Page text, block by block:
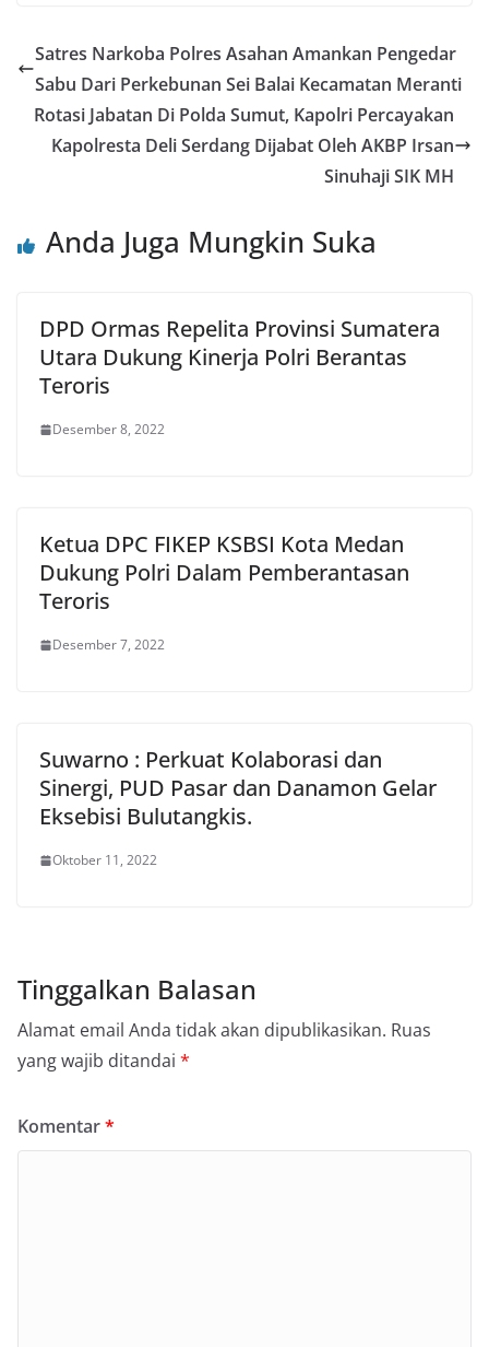
Satres Narkoba Polres Asahan Amankan Pengedar
Sabu Dari Perkebunan Sei Balai Kecamatan Meranti
Rotasi Jabatan Di Polda Sumut, Kapolri Percayakan
Kapolresta Deli Serdang Dijabat Oleh AKBP Irsan
Sinuhaji SIK MH
Anda Juga Mungkin Suka
DPD Ormas Repelita Provinsi Sumatera
Utara Dukung Kinerja Polri Berantas
Teroris
Desember 8, 2022
Ketua DPC FIKEP KSBSI Kota Medan
Dukung Polri Dalam Pemberantasan
Teroris
Desember 7, 2022
Suwarno : Perkuat Kolaborasi dan
Sinergi, PUD Pasar dan Danamon Gelar
Eksebisi Bulutangkis.
Oktober 11, 2022
Tinggalkan Balasan
Alamat email Anda tidak akan dipublikasikan. Ruas
yang wajib ditandai *
Komentar*